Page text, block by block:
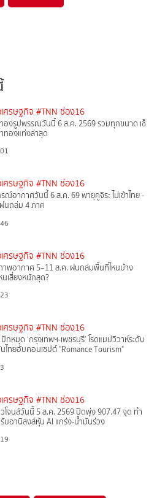
ศรษฐกิจ #TNN ช่อง16
องรูปพรรณวันนี้ 6 ส.ค. 2569 รวมทุกขนาด เช็
ทองแท่งล่าสุด
ศรษฐกิจ #TNN ช่อง16
ณ์อากาศวันนี้ 6 ส.ค. 69 พายุคูจิระ ไม่เข้าไทย -
นถล่ม 4 ภาค
ศรษฐกิจ #TNN ช่อง16
าพอากาศ 5–11 ส.ค. ฝนถล่มพื้นที่ไหนบ้าง
นเสี่ยงหนักสุด?
ศรษฐกิจ #TNN ช่อง16
กหมุด ‘กรุงเทพฯ-เพชรบุรี’ โรดแมปวิวาห์ระดับ
ไทยฮับคอนเซปต์ "Romance Tourism"
ศรษฐกิจ #TNN ช่อง16
โจนส์วันนี้ 5 ส.ค. 2569 ปิดพุ่ง 907.47 จุด ทำ
รับอานิสงส์หุ้น AI แกร่ง-น้ำมันร่วง